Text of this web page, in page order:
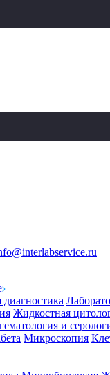
Жидкостная
и
Микроскопия